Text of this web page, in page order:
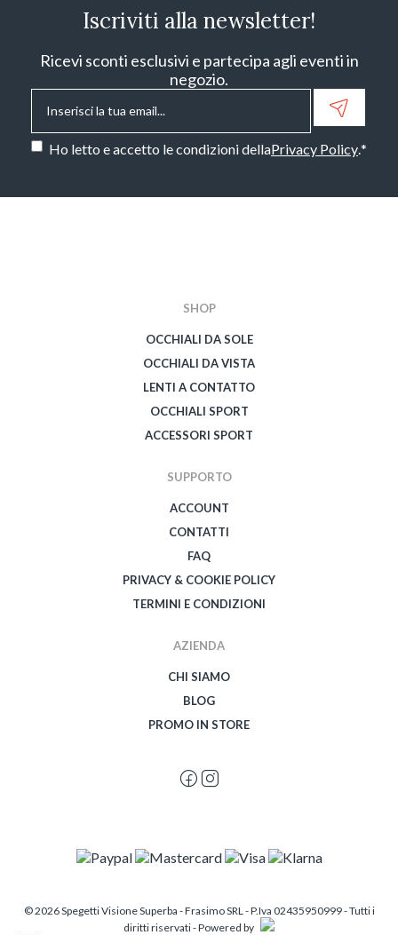
Iscriviti alla newsletter!
Ricevi sconti esclusivi e partecipa agli eventi in
negozio.
Email*
Consenso*
Ho letto e accetto le condizioni dellaPrivacy Policy.*
SHOP
OCCHIALI DA SOLE
OCCHIALI DA VISTA
LENTI A CONTATTO
OCCHIALI SPORT
ACCESSORI SPORT
SUPPORTO
ACCOUNT
CONTATTI
FAQ
PRIVACY & COOKIE POLICY
TERMINI E CONDIZIONI
AZIENDA
CHI SIAMO
BLOG
PROMO IN STORE
© 2026 Spegetti Visione Superba - Frasimo SRL - P.Iva 02435950999 - Tutti i
diritti riservati - Powered by